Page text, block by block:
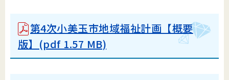
第4次小美玉市地域福祉計画【概要
版】(pdf 1.57 MB)